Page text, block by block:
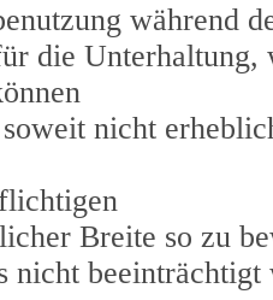
während
die Unterhaltung,
nicht
Breite so zu
nicht beeinträchtigt